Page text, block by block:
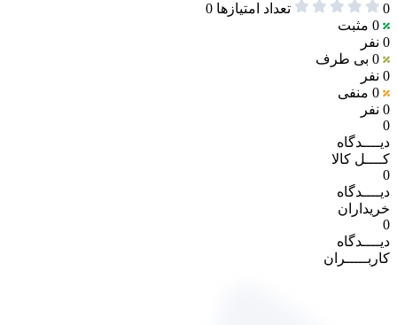
0 تعداد امتیازها 0
0 مثبت
0 نفر
0 بی طرف
0 نفر
0 منفی
0 نفر
0
دیــــدگاه
کــــل کالا
0
دیــــدگاه
خریداران
0
دیــــدگاه
کاربـــــران